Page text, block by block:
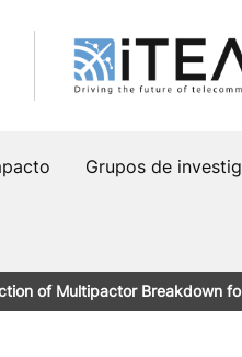
Grupos de
of Multipactor Breakdown